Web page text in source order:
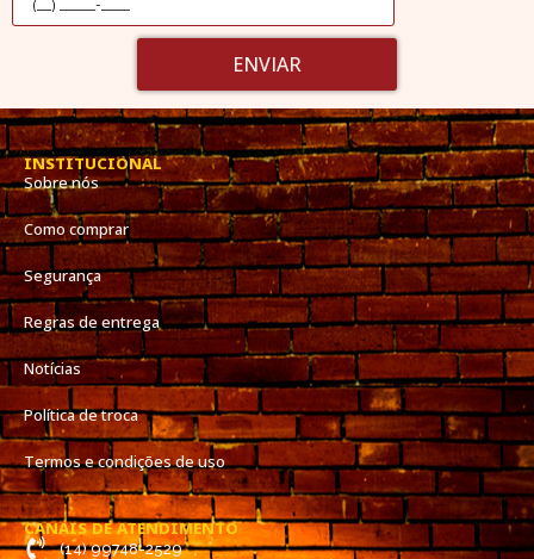
ENVIAR
INSTITUCIONAL
Sobre nós
Como comprar
Segurança
Regras de entrega
Notícias
Política de troca
Termos e condições de uso
CANAIS DE ATENDIMENTO
(14) 99748-2529